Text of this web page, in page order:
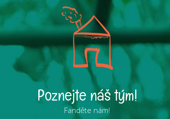
Poznejte náš tým!
Fanděte nám!